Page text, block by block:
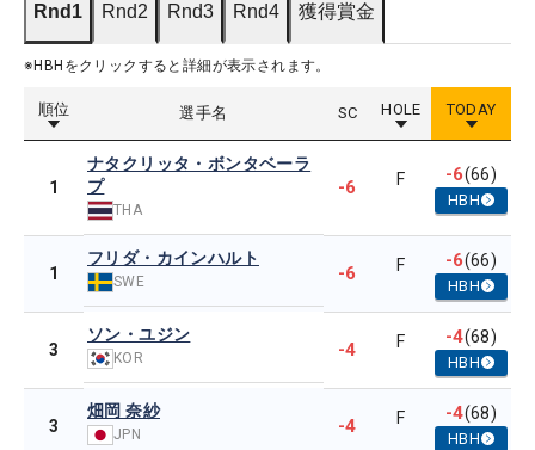
Rnd1 Rnd2 Rnd3 Rnd4 獲得賞金
※HBHをクリックすると詳細が表示されます。
順位 選手名 SC HOLE TODAY
1
ナタクリッタ・ボンタベーラ
プ
THA
-6 F -6(66)
HBH
1
フリダ・カインハルト
SWE -6 F -6(66)
HBH
3
ソン・ユジン
KOR -4 F -4(68)
HBH
3
畑岡 奈紗
JPN -4 F -4(68)
HBH